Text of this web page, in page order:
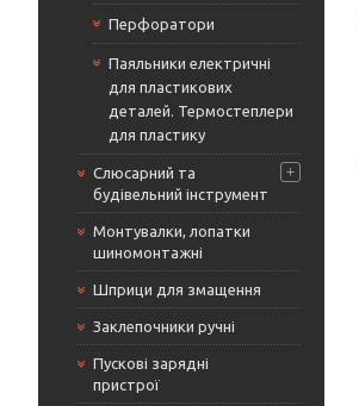
Перфоратори
Паяльники електричні
для пластикових
деталей. Термостеплери
для пластику
Слюсарний та
будівельний інструмент
Монтувалки, лопатки
шиномонтажні
Шприци для змащення
Заклепочники ручні
Пускові зарядні
пристрої